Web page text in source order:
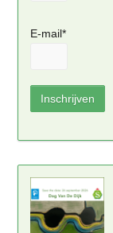
E-mail*